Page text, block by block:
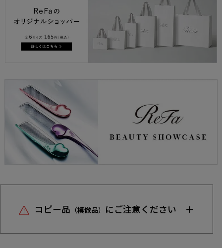
コピー品 （模倣品） にご注意ください